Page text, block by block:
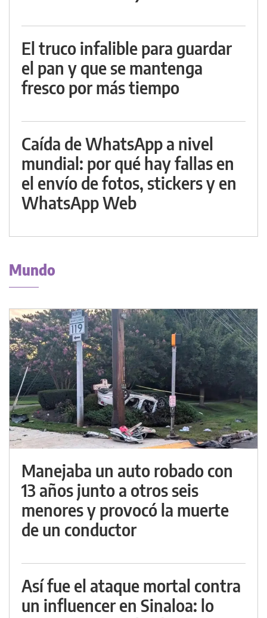
El truco infalible para guardar
el pan y que se mantenga
fresco por más tiempo
Caída de WhatsApp a nivel
mundial: por qué hay fallas en
el envío de fotos, stickers y en
WhatsApp Web
Mundo
Manejaba un auto robado con
13 años junto a otros seis
menores y provocó la muerte
de un conductor
Así fue el ataque mortal contra
un influencer en Sinaloa: lo